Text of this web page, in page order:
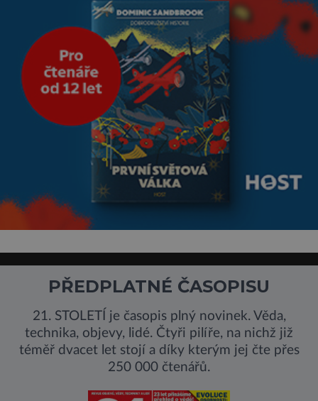
Sucho, prosolené písky a
extrémně
PŘEDPLATNÉ ČASOPISU
21. STOLETÍ je časopis plný novinek. Věda,
technika, objevy, lidé. Čtyři pilíře, na nichž již
téměř dvacet let stojí a díky kterým jej čte přes
250 000 čtenářů.